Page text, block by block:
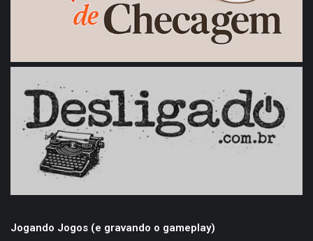
Jogando Jogos (e gravando o gameplay)